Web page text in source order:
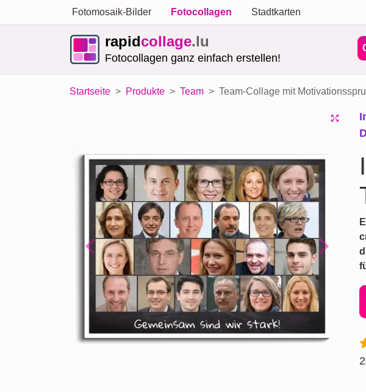
Fotomosaik-Bilder Fotocollagen Stadtkarten
rapidcollage.lu
Fotocollagen ganz einfach erstellen!
Startseite Produkte Team Team-Collage mit
Previous Next